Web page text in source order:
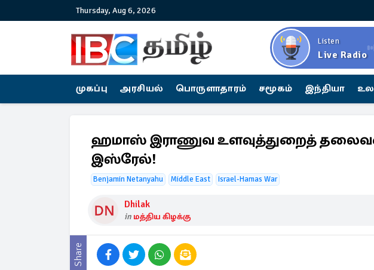
Thursday, Aug 6, 2026
Listen
Live Radio
முகப்பு அரசியல் பொருளாதாரம் சமூகம் இந்தியா
ஹமாஸ் இராணுவ உளவுத்துறைத்
இஸ்ரேல்!
Benjamin Netanyahu Middle East Israel-Hamas War
Dhilak
in மத்திய கிழக்கு
Share